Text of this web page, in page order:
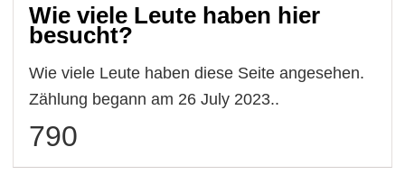
Wie viele Leute haben hier
besucht?
Wie viele Leute haben diese Seite angesehen.
Zählung begann am 26 July 2023..
790